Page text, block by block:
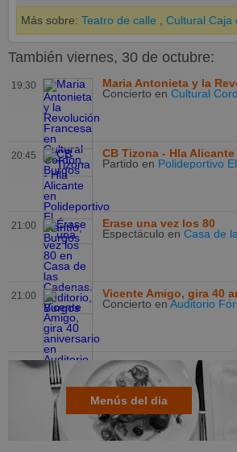
Más sobre: Teatro de calle Cultural Caja
También viernes, 30 de octubre:
19:30
Maria Antonieta y la
Concierto en Cultural
20:45
CB Tizona - Hla Alicante
Partido en Polideportivo
21:00
Érase una vez los 80
Espectáculo en Casa de
21:00
Vicente Amigo, gira 40
Concierto en Auditorio
Menús del dia